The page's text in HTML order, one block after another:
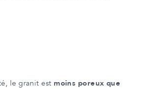
le granit est moins poreux que